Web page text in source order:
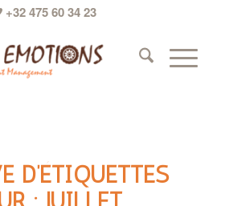
+32 475 60 34 23
D’ÉTIQUETTES